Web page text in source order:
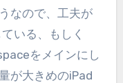
なので、工夫が
いる、もしく
をメインにし
が大きめのiPad